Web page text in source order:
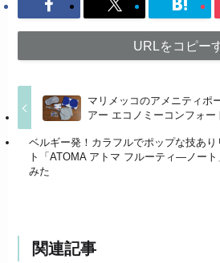
URLをコピー
マリメッコのアメニティポ
アー エコノミーコンフォー
ベルギー発！カラフルでポップな技あり
ト「ATOMA アトマ フルーティ―ノート
みた
関連記事